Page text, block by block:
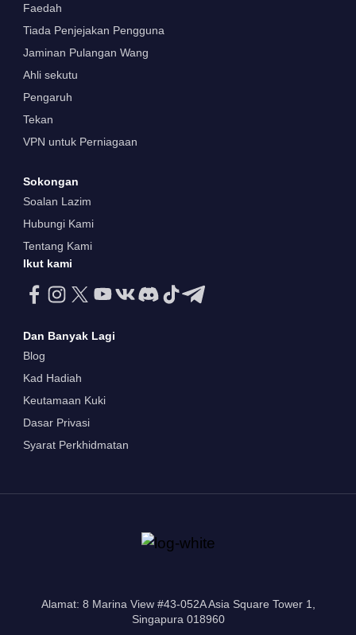
Faedah
Tiada Penjejakan Pengguna
Jaminan Pulangan Wang
Ahli sekutu
Pengaruh
Tekan
VPN untuk Perniagaan
Sokongan
Soalan Lazim
Hubungi Kami
Tentang Kami
Ikut kami
Dan Banyak Lagi
Blog
Kad Hadiah
Keutamaan Kuki
Dasar Privasi
Syarat Perkhidmatan
Alamat: 8 Marina View #43-052A Asia Square Tower 1,
Singapura 018960